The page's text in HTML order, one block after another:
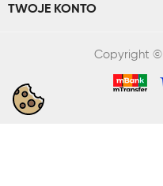
TWOJE KONTO
Copyright ©